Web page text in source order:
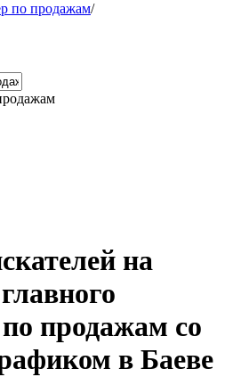
по продажам/
на
продажам со
в Баеве